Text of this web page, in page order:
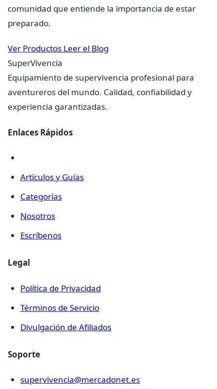
comunidad que entiende la importancia de estar
preparado.
Ver Productos Leer el Blog
SuperVivencia
Equipamiento de supervivencia profesional para
aventureros del mundo. Calidad, confiabilidad y
experiencia garantizadas.
Enlaces Rápidos
Artículos y Guías
Categorías
Nosotros
Escríbenos
Legal
Política de Privacidad
Términos de Servicio
Divulgación de Afiliados
Soporte
supervivencia@mercadonet.es